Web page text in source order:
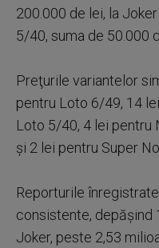
200.000 de lei, la
5/40, suma de 50.000
Preţurile variantelor
pentru Loto 6/49, 14
Loto 5/40, 4 lei pentru
şi 2 lei pentru Super
Reporturile
consistente, depăşind
Joker, peste 2,53